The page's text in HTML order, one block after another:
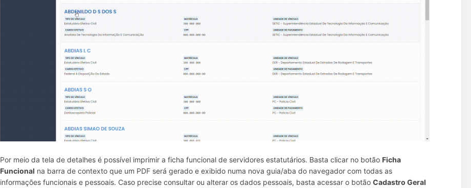
Por meio da tela de detalhes é possível imprimir a ficha funcional de servidores estatutários. Basta clicar no botão Ficha
Funcional na barra de contexto que um PDF será gerado e exibido numa nova guia/aba do navegador com todas as
informações funcionais e pessoais. Caso precise consultar ou alterar os dados pessoais, basta acessar o botãoCadastro Geral